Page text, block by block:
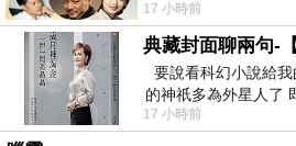
2004）乘郵輪赴倫敦
17 小時前
典藏封面聊兩句-
要說看科幻小說給
的神祇多為外星人了
驚世駭俗的神通法門
17 小時前